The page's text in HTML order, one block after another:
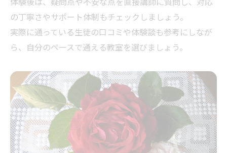
の丁寧さやサポート体制もチェックしましょう。
実際に通っている生徒の口コミや体験談も参考にしなが
ら、自分のペースで通える教室を選びましょう。